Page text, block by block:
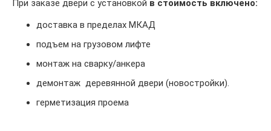
При заказе двери с установкой в стоимость включено:
доставка в пределах МКАД
подъем на грузовом лифте
монтаж на сварку/анкера
демонтаж деревянной двери (новостройки).
герметизация проема